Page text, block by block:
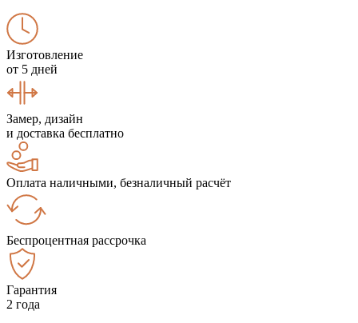
Изготовление
от 5 дней
Замер, дизайн
и доставка бесплатно
Оплата наличными, безналичный расчёт
Беспроцентная рассрочка
Гарантия
2 года